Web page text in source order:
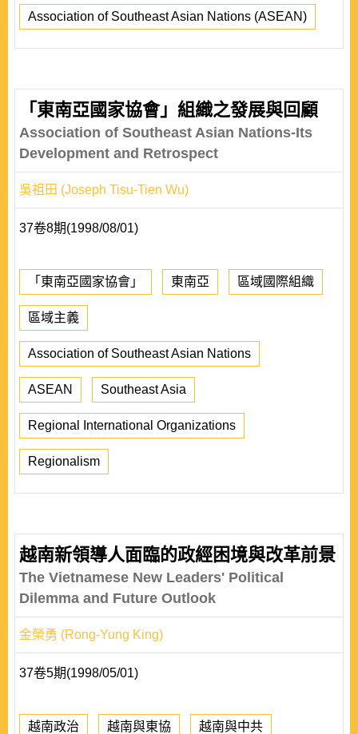
Association of Southeast Asian Nations (ASEAN)
「東南亞國家協會」組織之發展與回顧
Association of Southeast Asian Nations-Its
Development and Retrospect
吳祖田 (Joseph Tisu-Tien Wu)
37卷8期(1998/08/01)
「東南亞國家協會」 東南亞 區域國際組織
區域主義
Association of Southeast Asian Nations
ASEAN Southeast Asia
Regional International Organizations
Regionalism
越南新領導人面臨的政經困境與改革前景
The Vietnamese New Leaders' Political
Dilemma and Future Outlook
金榮勇 (Rong-Yung King)
37卷5期(1998/05/01)
越南政治 越南與東協 越南與中共